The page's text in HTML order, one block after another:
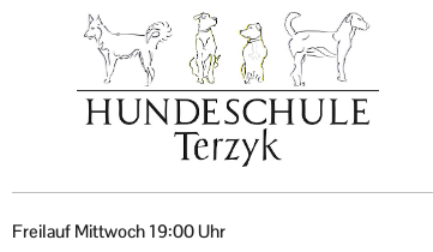
Freilauf Mittwoch 19:00 Uhr